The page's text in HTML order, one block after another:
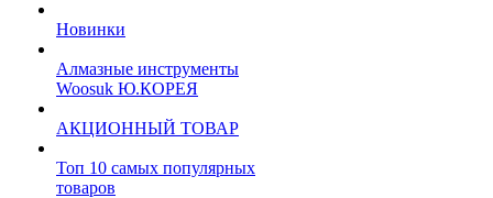
Новинки
Алмазные инструменты
Woosuk Ю.КОРЕЯ
АКЦИОННЫЙ ТОВАР
Топ 10 самых популярных
товаров